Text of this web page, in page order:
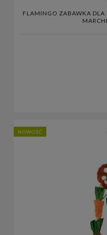
FLAMINGO ZABAWKA
NOWOŚĆ